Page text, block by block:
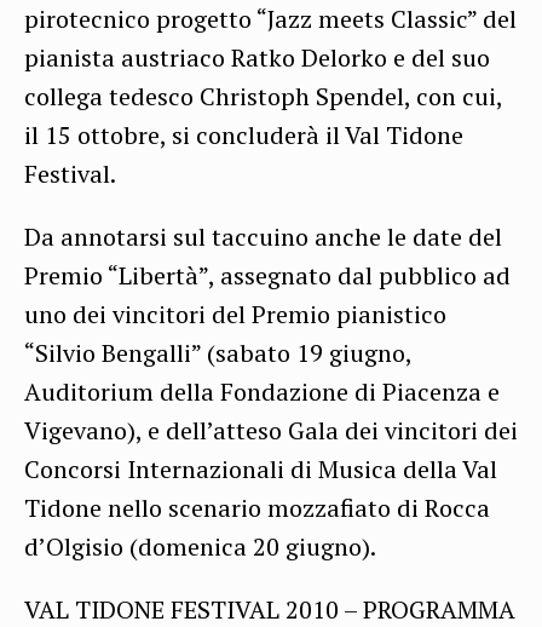
pirotecnico progetto “Jazz meets Classic” del
pianista austriaco Ratko Delorko e del suo
collega tedesco Christoph Spendel, con cui,
il 15 ottobre, si concluderà il Val Tidone
Festival.
Da annotarsi sul taccuino anche le date del
Premio “Libertà”, assegnato dal pubblico ad
uno dei vincitori del Premio pianistico
“Silvio Bengalli” (sabato 19 giugno,
Auditorium della Fondazione di Piacenza e
Vigevano), e dell’atteso Gala dei vincitori dei
Concorsi Internazionali di Musica della Val
Tidone nello scenario mozzafiato di Rocca
d’Olgisio (domenica 20 giugno).
VAL TIDONE FESTIVAL 2010 – PROGRAMMA